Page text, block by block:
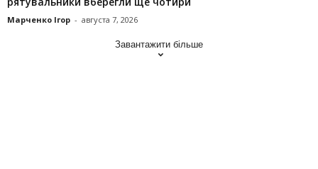
Марченко Ігор - августа 7, 2026
Завантажити більше